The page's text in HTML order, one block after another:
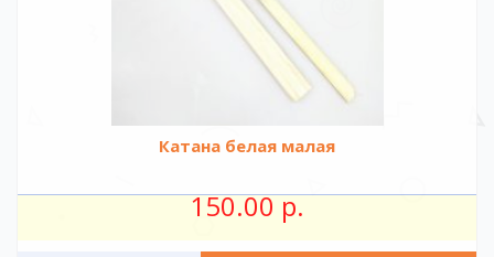
Катана белая малая
150.00 р.